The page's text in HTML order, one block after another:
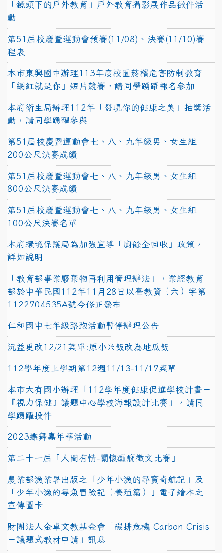
「鏡頭下的戶外教育」戶外教育攝影展作品徵件活
動
第51屆校慶暨運動會預賽(11/08)、決賽(11/10)賽
程表
本市東興國中辦理113年度校園菸檳危害防制教育
「網紅就是你」短片競賽，請同學踴躍報名參加
本府衛生局辦理112年「發現你的健康之美」抽獎活
動，請同學踴躍參與
第51屆校慶暨運動會七、八、九年級男、女生組
200公尺決賽成績
第51屆校慶暨運動會七、八、九年級男、女生組
800公尺決賽成績
第51屆校慶暨運動會七、八、九年級男、女生組
100公尺決賽名單
本府環境保護局為加強宣導「廚餘全回收」政策，
詳如說明
「教育部事業廢棄物再利用管理辦法」，業經教育
部於中華民國112年11月28日以臺教資（六）字第
1122704535A號令修正發布
仁和國中七年級路跑活動暫停辦理公告
沅益更改12/21菜單:原小米飯改為地瓜飯
112學年度上學期第12週11/13-11/17菜單
本市大有國小辦理「112學年度健康促進學校計畫－
『視力保健』議題中心學校海報設計比賽」，請同
學踴躍投件
2023蝶舞嘉年華活動
第二十一屆「人間有情-關懷癲癇徵文比賽」
農業部漁業署出版之「少年小漁的尋寶奇航記」及
「少年小漁的尋魚冒險記（養殖篇）」電子繪本之
宣傳圖卡
財團法人金車文教基金會「碳排危機 Carbon Crisis
－議題式教材申請」訊息